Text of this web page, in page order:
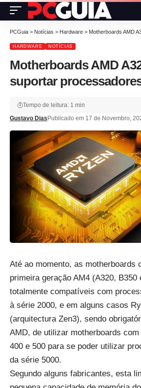
PCGuia > Notícias > Hardware > Motherboards AMD A320
HARDWARE NOTÍCIAS
Motherboards AMD
suportar
Gustavo Dias Publicado em 17 de Novembro,
Tempo de leitura: 1 min
Até ao momento, as motherboards
primeira geração AM4 (A320, B350
totalmente compatíveis com
à série 2000, e em alguns casos
(arquitectura Zen3), sendo
AMD, de utilizar motherboards
400 e 500 para se poder utilizar
da série 5000.
Segundo alguns fabricantes, esta